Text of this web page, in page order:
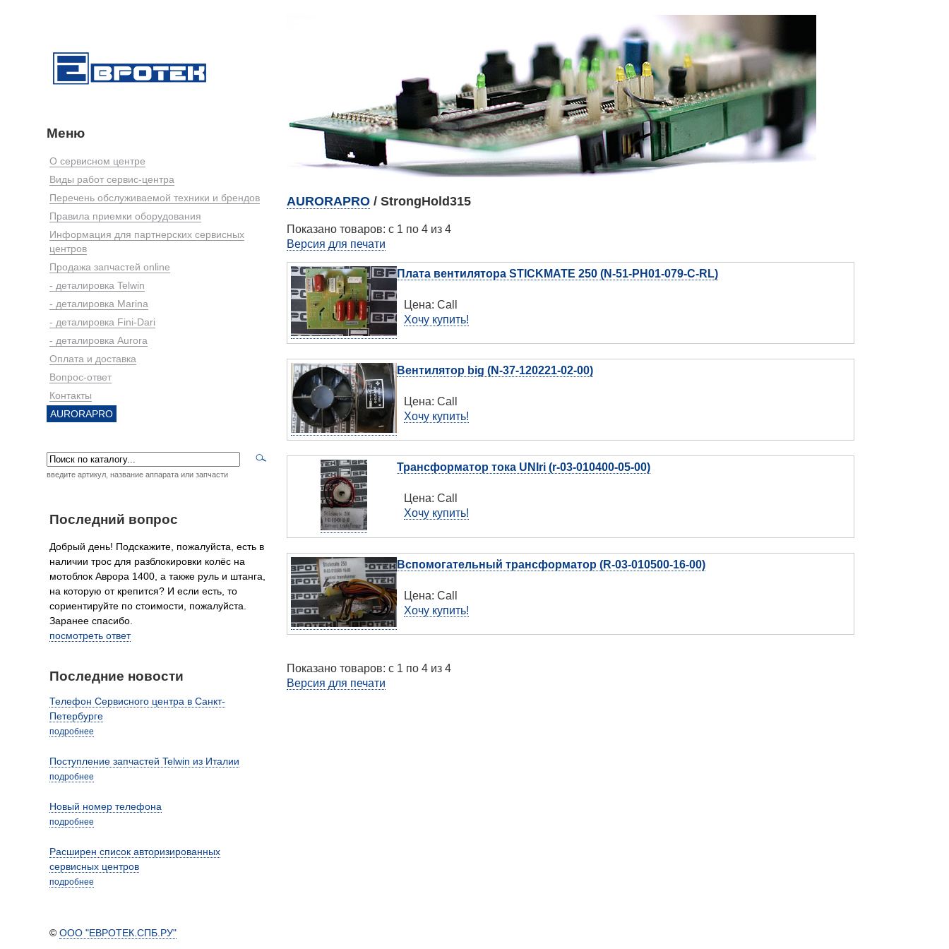
Меню
О сервисном центре
Виды работ сервис-центра
Перечень обслуживаемой техники и брендов
Правила приемки оборудования
Информация для партнерских сервисных
центров
Продажа запчастей online
- деталировка Telwin
- деталировка Marina
- деталировка Fini-Dari
- деталировка Aurora
Оплата и доставка
Вопрос-ответ
Контакты
AURORAPRO
введите артикул, название аппарата или запчасти
Последний вопрос
Добрый день! Подскажите, пожалуйста, есть в
наличии трос для разблокировки колёс на
мотоблок Аврора 1400, а также руль и штанга,
на которую от крепится? И если есть, то
сориентируйте по стоимости, пожалуйста.
Заранее спасибо.
посмотреть ответ
Последние новости
Телефон Сервисного центра в Санкт-
Петербурге
подробнее
Поступление запчастей Telwin из Италии
подробнее
Новый номер телефона
подробнее
Расширен список авторизированных
сервисных центров
подробнее
© ООО "ЕВРОТЕК.СПБ.РУ"
AURORAPRO / StrongHold315
Показано товаров: с 1 по 4 из 4
Версия для печати
Плата вентилятора STICKMATE 250 (N-51-PH01-079-C-RL)
Цена: Call
Хочу купить!
Вентилятор big (N-37-120221-02-00)
Цена: Call
Хочу купить!
Трансформатор тока UNIri (r-03-010400-05-00)
Цена: Call
Хочу купить!
Вспомогательный трансформатор (R-03-010500-16-00)
Цена: Call
Хочу купить!
Показано товаров: с 1 по 4 из 4
Версия для печати